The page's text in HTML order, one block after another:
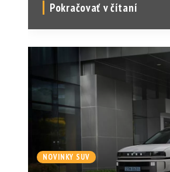
Pokračovať v čítaní
NOVINKY SUV